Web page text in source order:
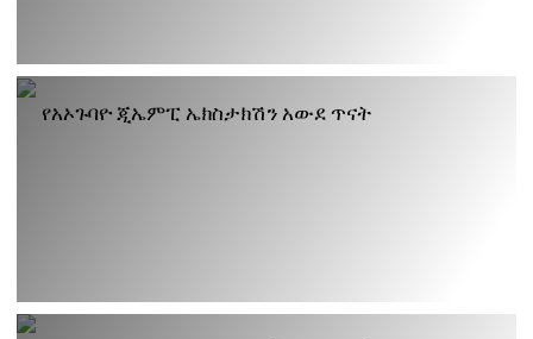
የአኦጉባዮ ጂኤምፒ ኤክስታክሽን አውደ ጥናት